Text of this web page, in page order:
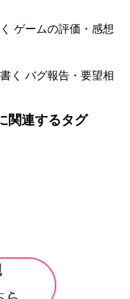
ゲームの評価・感想
く バグ報告・要望相
関連するタグ